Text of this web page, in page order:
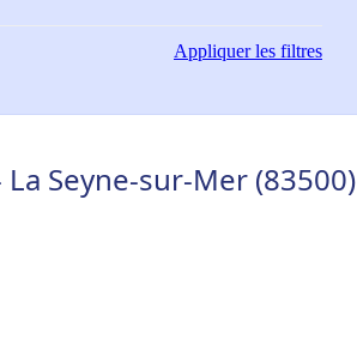
Appliquerles filtres
Seyne-sur-Mer (83500)